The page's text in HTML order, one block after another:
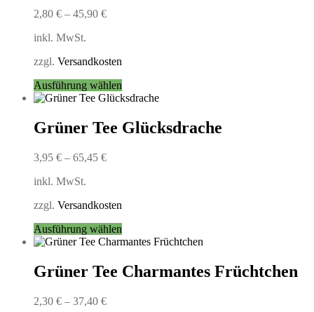
der
Produktseite
gewählt
werden
2,80 € – 45,90 €
inkl. MwSt.
zzgl. Versandkosten
Ausführung wählen
Produkt
mehrere
Varianten
der
Produktseite
gewählt
werden
Grüner Tee Glücksdrache
3,95 € – 65,45 €
inkl. MwSt.
zzgl. Versandkosten
Ausführung wählen
Produkt
mehrere
Varianten
Grüner Tee Charmantes Früchtchen
2,30 € – 37,40 €